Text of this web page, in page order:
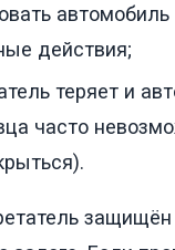
действия;
теряет и
часто